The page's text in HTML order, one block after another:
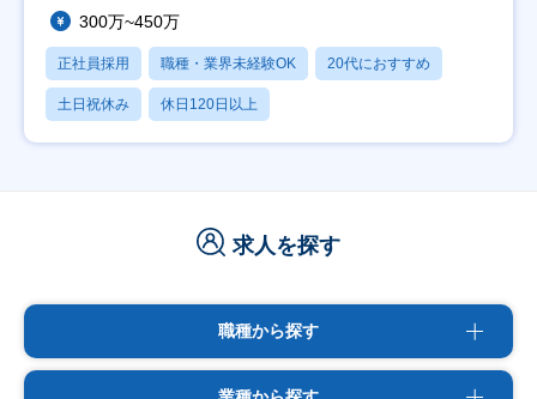
300万~450万
正社員採用 職種・業界未経験OK 20代におすすめ
土日祝休み 休日120日以上
求人を探す
職種から探す